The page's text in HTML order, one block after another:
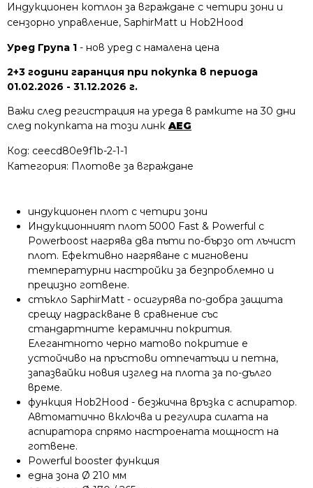
Индукционен котлон за вграждане с четири зони и
сензорно управление, SaphirMatt и Hob2Hood
Уред Група 1 - нов уред с намалена цена
2+3 години гаранция при покупка в периода
01.02.2026 - 31.12.2026 г.
Важи след регистрация на уреда в рамките на 30 дни
след покупката на този линк AEG
Код: ceecd80e9f1b-2-1-1
Категория: Плотове за вграждане
индукционен плот с четири зони
Индукционният плот 5000 Fast & Powerful с
Powerboost нагрява два пъти по-бързо от лъчист
плот. Ефективно нагряване с мигновени
температурни настройки за безпроблемно и
прецизно готвене.
стъкло SaphirMatt - осигурява по-добра защита
срещу надраскване в сравнение със
стандартните керамични покрития.
Елегантното черно матово покритие е
устойчиво на пръстови отпечатъци и петна,
запазвайки новия изглед на плота за по-дълго
време.
функция Hob2Hood - безжична връзка с аспиратор.
Автоматично включва и регулира силата на
аспиратора спрямо настроената мощност на
готвене.
Powerful booster функция
една зона Ø 210 мм